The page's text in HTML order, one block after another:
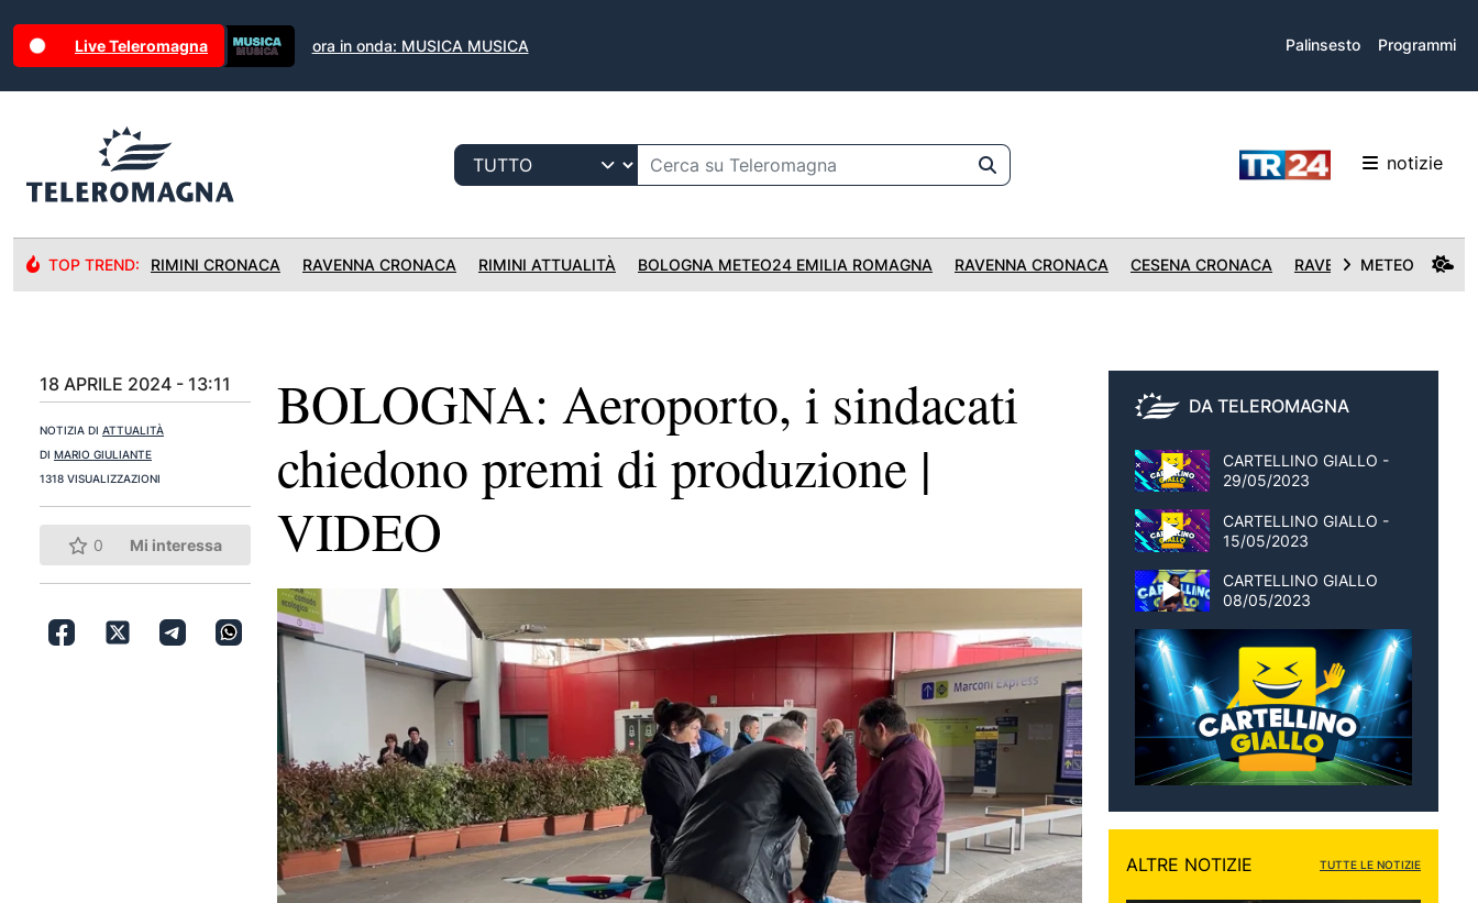
Live Teleromagna ora in onda: MUSICA MUSICA Palinsesto Programmi
notizie
TOP TREND: RIMINI CRONACA RAVENNA CRONACA RIMINI ATTUALITÀ BOLOGNA METEO24 EMILIA ROMAGNA RAVENNA CRONACA CESENA CRONACA RAVENNA CRONACA
METEO
18 APRILE 2024 - 13:11
NOTIZIA DI ATTUALITÀ
DI MARIO GIULIANTE
1318 VISUALIZZAZIONI
0 Mi interessa
BOLOGNA: Aeroporto, i sindacati
chiedono premi di produzione |
VIDEO
DA TELEROMAGNA
CARTELLINO GIALLO -
29/05/2023
CARTELLINO GIALLO -
15/05/2023
CARTELLINO GIALLO
08/05/2023
ALTRE NOTIZIE TUTTE LE NOTIZIE